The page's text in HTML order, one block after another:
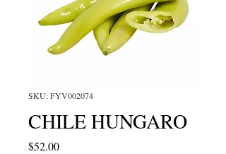
SKU: FYV002074
CHILE HUNGARO
$52.00Precio